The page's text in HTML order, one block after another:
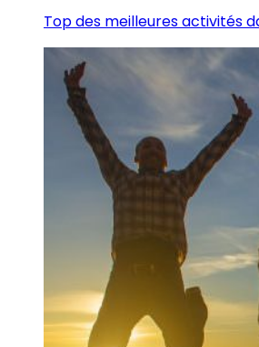
Top des meilleures activités